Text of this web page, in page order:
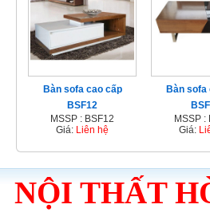
Bàn sofa cao cấp
BSF12
MSSP : BSF12
Giá: Liên hệ
Bàn sofa
MSSP :
Giá:
NỘI THẤT